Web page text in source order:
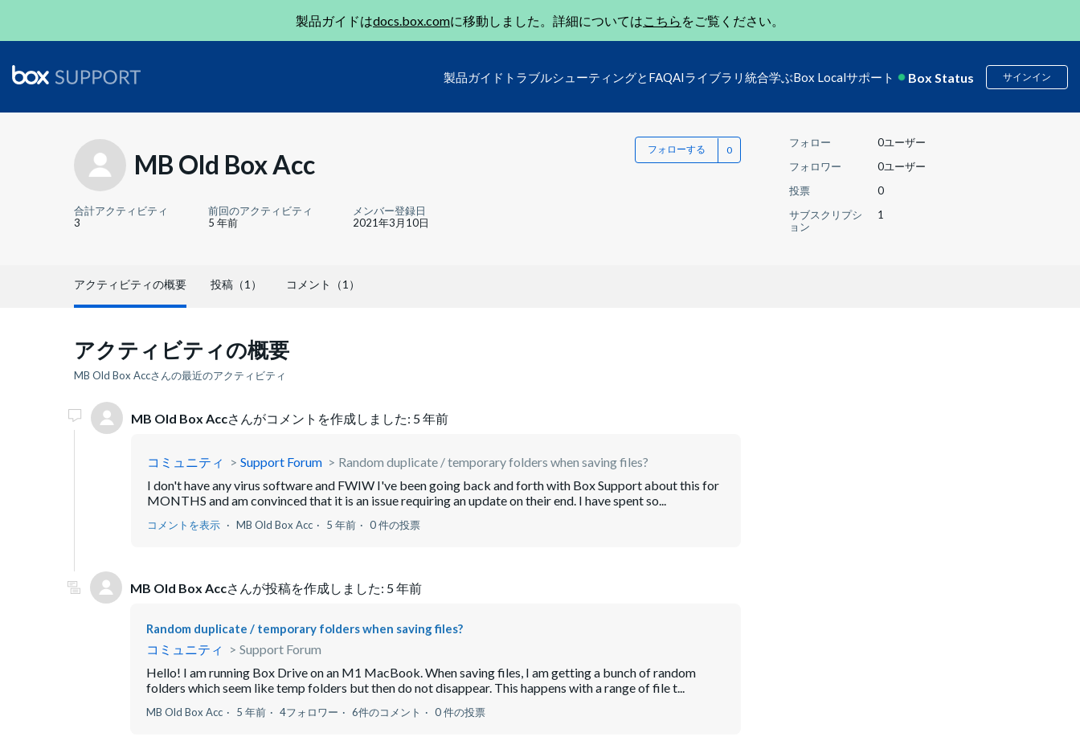
製品ガイドはdocs.box.comに移動しました。詳細についてはこちら をご覧ください。
製品ガイド トラブルシューティングとFAQAIライブラリ 統合学ぶBox Localサポート Box Status サインイン
MB Old Box Acc フォローする
合計アクティビティ
3
前回のアクティビティ
5 年前
メンバー登録日
2021年3月10日
フォロー
0ユーザー
フォロワー
0ユーザー
投票
0
サブスクリプシ
ョン
1
アクティビティの概要 投稿（1） コメント（1）
アクティビティの概要
MB Old Box Accさんの最近のアクティビティ
MB Old Box Accさんがコメントを作成しました: 5 年前
コミュニティ Support Forum
Random duplicate / temporary folders when saving files?
I don't have any virus software and FWIW I've been going back and forth with Box Support about this for
MONTHS and am convinced that it is an issue requiring an update on their end. I have spent so...
コメントを表示 MB Old Box Acc 5 年前 0 件の投票
MB Old Box Accさんが投稿を作成しました: 5 年前
Random duplicate / temporary folders when saving files?
コミュニティ
Support Forum
Hello! I am running Box Drive on an M1 MacBook. When saving files, I am getting a bunch of random
folders which seem like temp folders but then do not disappear. This happens with a range of file t...
MB Old Box Acc 5 年前 4フォロワー 6件のコメント 0 件の投票